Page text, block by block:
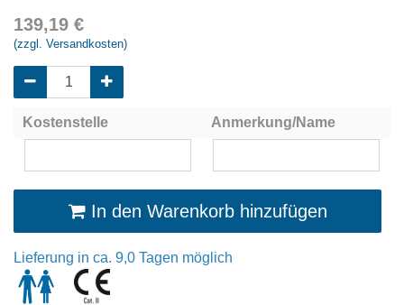
139,19 €
(zzgl. Versandkosten)
Kostenstelle Anmerkung/Name
In den Warenkorb hinzufügen
Lieferung in ca. 9,0 Tagen möglich